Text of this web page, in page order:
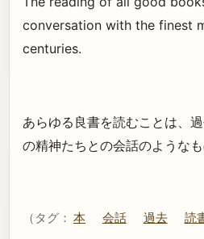
conversation with the finest
centuries.
あらゆる良書を読むことは、
の精神たちとの会話のようなも
（タグ： 本 会話 過去 読